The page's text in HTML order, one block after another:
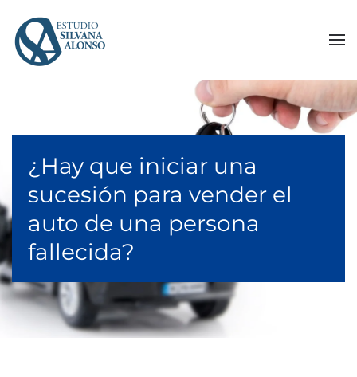
Skip to main content
¿Hay que iniciar una
sucesión para vender el
auto de una persona
fallecida?